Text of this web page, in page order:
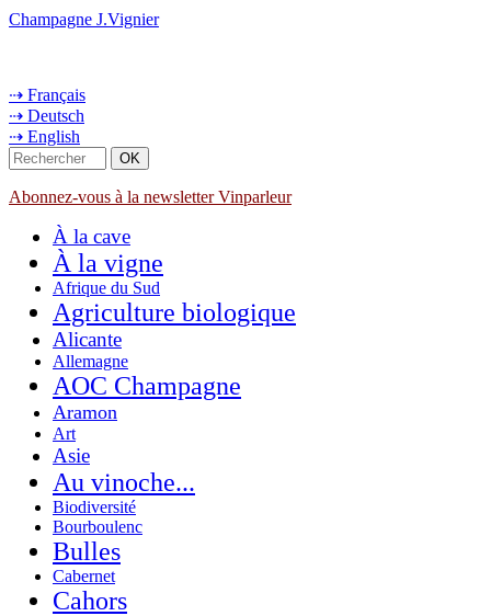
Champagne J.Vignier
⇢ Français
⇢ Deutsch
⇢ English
Abonnez-vous à la newsletter Vinparleur
À la cave
À la vigne
Afrique du Sud
Agriculture biologique
Alicante
Allemagne
AOC Champagne
Aramon
Art
Asie
Au vinoche...
Biodiversité
Bourboulenc
Bulles
Cabernet
Cahors